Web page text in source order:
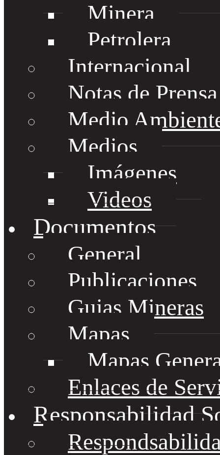
Minera
Petrolera
Internacional
Notas de
Medio
Medios
Imágenes
Videos
Documentos
General
Publicaciones
Guias Mineras
Mapas
Mapas
Enlaces de
Responsabilidad